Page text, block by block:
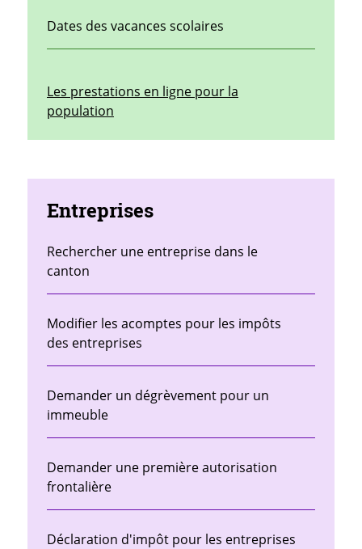
Dates des vacances scolaires
Les prestations en ligne pour la
population
Entreprises
Rechercher une entreprise dans le
canton
Modifier les acomptes pour les impôts
des entreprises
Demander un dégrèvement pour un
immeuble
Demander une première autorisation
frontalière
Déclaration d'impôt pour les entreprises